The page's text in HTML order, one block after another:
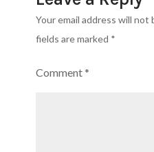
Your email address will not
fields are marked *
Comment*